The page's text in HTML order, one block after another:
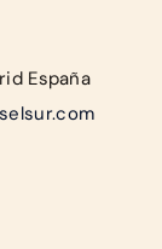
España